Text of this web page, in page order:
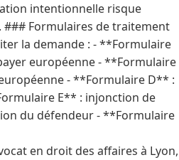
intentionnelle risque
Formulaires de traitement
la demande : - **Formulaire
européenne - **Formulaire
- **Formulaire D** :
E** : injonction de
du défendeur - **Formulaire
en droit des affaires à Lyon,